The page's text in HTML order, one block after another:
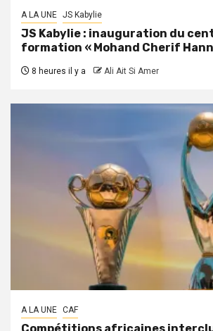
A LA UNE JS Kabylie
JS Kabylie : inauguration du
formation « Mohand Cherif
8 heures il y a Ali Ait Si Amer
A LA UNE CAF